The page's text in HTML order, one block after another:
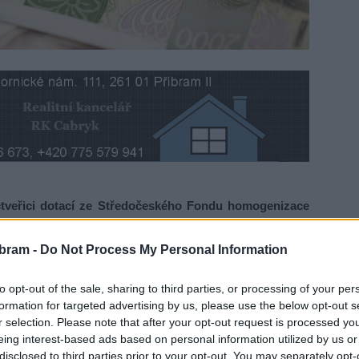
- Do Not Process My Personal Information
opt-out of the sale, sharing to third parties, or processing of your
for targeted advertising by us, please use the below opt-out
selection. Please note that after your opt-out request is processed
interest-based ads based on personal information utilized by us
to third parties prior to your opt-out. You may separately
dotací ze Středočeského Fondu homogenizace
milionů korun poputuje na projekty obcí
Žádosti ještě musí posvětit zastupitelé.
obcí z Fondu homogenizace krajské dopravní
vozovek po opravách inženýrských sítí. „Jde o obce
jmenuje Karel Bendl, radní pro oblast silniční dopravy.